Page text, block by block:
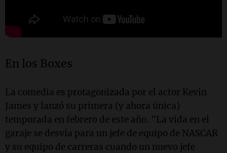
En los Boxes
La comedia es protagonizada por el actor Kevin
James y lanzó su primera (y ahora única)
temporada en febrero de este año. "La vida en el
garaje se desvía para un jefe de equipo de NASCAR
y su equipo de carreras cuando un nuevo jefe